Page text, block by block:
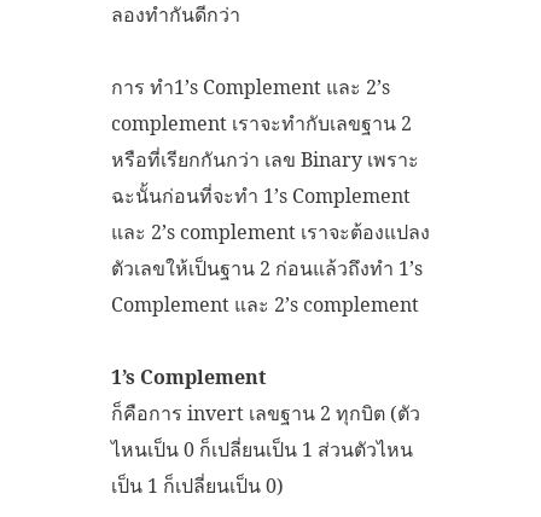
ลองทำกันดีกว่า
การ ทำ1’s Complement และ 2’s
complement เราจะทำกับเลขฐาน 2
หรือที่เรียกกันกว่า เลข Binary เพราะ
ฉะนั้นก่อนที่จะทำ 1’s Complement
และ 2’s complement เราจะต้องแปลง
ตัวเลขให้เป็นฐาน 2 ก่อนแล้วถึงทำ 1’s
Complement และ 2’s complement
1’s Complement
ก็คือการ invert เลขฐาน 2 ทุกบิต (ตัว
ไหนเป็น 0 ก็เปลี่ยนเป็น 1 ส่วนตัวไหน
เป็น 1 ก็เปลี่ยนเป็น 0)